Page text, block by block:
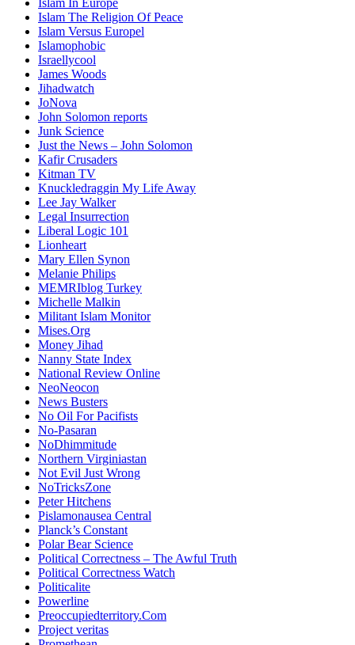
Islam In Europe
Islam The Religion Of Peace
Islam Versus Europel
Islamophobic
Israellycool
James Woods
Jihadwatch
JoNova
John Solomon reports
Junk Science
Just the News – John Solomon
Kafir Crusaders
Kitman TV
Knuckledraggin My Life Away
Lee Jay Walker
Legal Insurrection
Liberal Logic 101
Lionheart
Mary Ellen Synon
Melanie Philips
MEMRIblog Turkey
Michelle Malkin
Militant Islam Monitor
Mises.Org
Money Jihad
Nanny State Index
National Review Online
NeoNeocon
News Busters
No Oil For Pacifists
No-Pasaran
NoDhimmitude
Northern Virginiastan
Not Evil Just Wrong
NoTricksZone
Peter Hitchens
Pislamonausea Central
Planck’s Constant
Polar Bear Science
Political Correctness – The Awful Truth
Political Correctness Watch
Politicalite
Powerline
Preoccupiedterritory.Com
Project veritas